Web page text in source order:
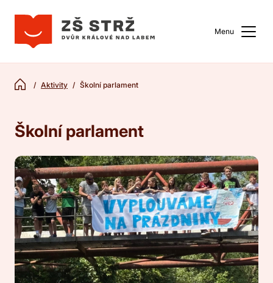
Menu
Aktivity Školní parlament
Školní parlament